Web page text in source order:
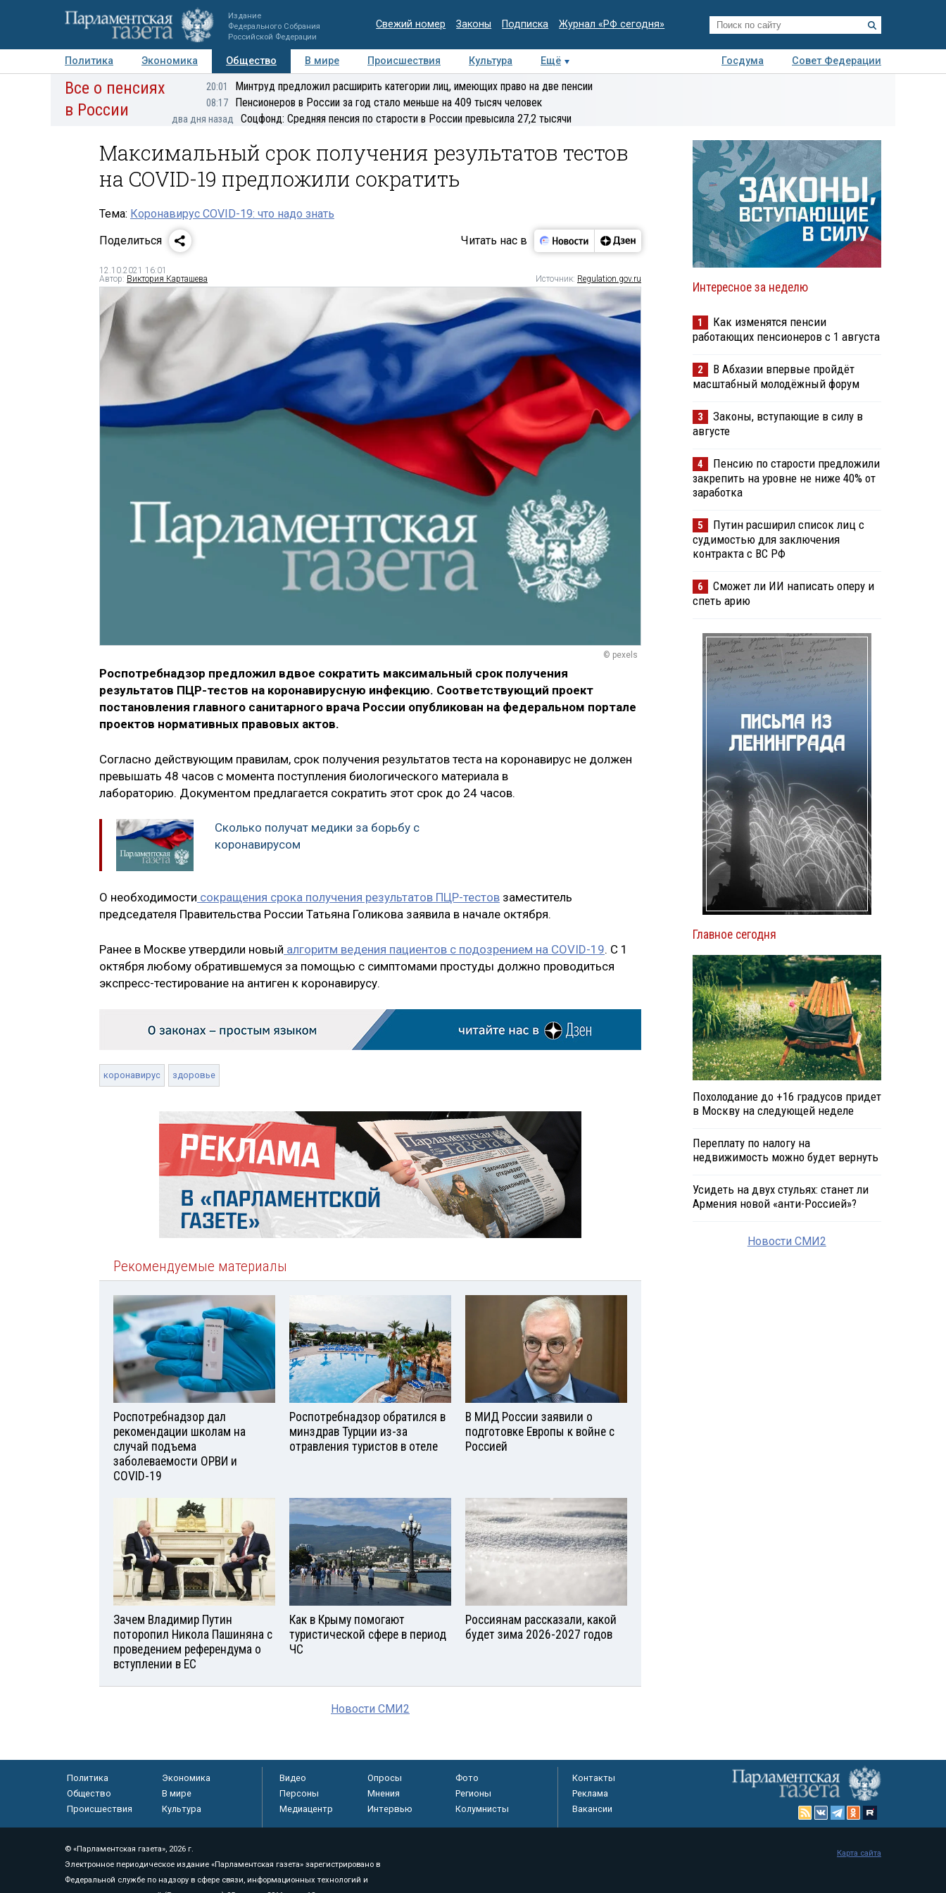
Издание
Федерального Собрания
Российской Федерации
Свежий номер Законы Подписка Журнал «РФ сегодня»
Политика Экономика Общество В мире Происшествия Культура Ещё Госдума
Совет Федерации
Авторы Персоны Мнения Регионы Медиацентр Интервью Колумнисты
Деловая
Все о пенсиях
в России
20:01 Минтруд предложил расширить категории лиц, имеющих право на две пенсии
08:17 Пенсионеров в России за год стало меньше на 409 тысяч человек
два дня назад Соцфонд: Средняя пенсия по старости в России превысила 27,2 тысячи
Максимальный срок получения результатов тестов
на COVID-19 предложили сократить
Тема: Коронавирус COVID-19: что надо знать
Поделиться
Читать нас в
12.10.2021 16:01
Автор: Виктория Карташева Источник: Regulation.gov.ru
© pexels
Роспотребнадзор предложил вдвое сократить максимальный срок получения
результатов ПЦР-тестов на коронавирусную инфекцию. Соответствующий проект
постановления главного санитарного врача России опубликован на федеральном портале
проектов нормативных правовых актов.
Согласно действующим правилам, срок получения результатов теста на коронавирус не должен
превышать 48 часов с момента поступления биологического материала в
лабораторию. Документом предлагается сократить этот срок до 24 часов.
Сколько получат медики за борьбу с
коронавирусом
О необходимости сокращения срока получения результатов ПЦР-тестов заместитель
председателя Правительства России Татьяна Голикова заявила в начале октября.
Ранее в Москве утвердили новый алгоритм ведения пациентов с подозрением на COVID-19. С 1
октября любому обратившемуся за помощью с симптомами простуды должно проводиться
экспресс-тестирование на антиген к коронавирусу.
коронавирус здоровье
Рекомендуемые материалы
Роспотребнадзор дал
рекомендации школам на
случай подъема
заболеваемости ОРВИ и
COVID-19
Роспотребнадзор обратился в
минздрав Турции из-за
отравления туристов в отеле
В МИД России заявили о
подготовке Европы к войне с
Россией
Зачем Владимир Путин
поторопил Никола Пашиняна с
проведением референдума о
вступлении в ЕС
Как в Крыму помогают
туристической сфере в период
ЧС
Россиянам рассказали, какой
будет зима 2026-2027 годов
Новости СМИ2
Интересное за неделю
1
Как изменятся пенсии
работающих пенсионеров с 1 августа
2
В Абхазии впервые пройдёт
масштабный молодёжный форум
3
Законы, вступающие в силу в
августе
4
Пенсию по старости предложили
закрепить на уровне не ниже 40% от
заработка
5
Путин расширил список лиц с
судимостью для заключения
контракта с ВС РФ
6
Сможет ли ИИ написать оперу и
спеть арию
Главное сегодня
Похолодание до +16 градусов придет
в Москву на следующей неделе
Переплату по налогу на
недвижимость можно будет вернуть
Усидеть на двух стульях: станет ли
Армения новой «анти-Россией»?
Новости СМИ2
Политика
Экономика
Общество
В мире
Происшествия
Культура
Видео Опросы
Фото
Персоны
Мнения
Регионы
Медиацентр
Интервью Колумнисты
Контакты
Реклама
Вакансии
© «Парламентская газета», 2026 г.
Электронное периодическое издание «Парламентская газета» зарегистрировано в
Федеральной службе по надзору в сфере связи, информационных технологий и
Карта сайта